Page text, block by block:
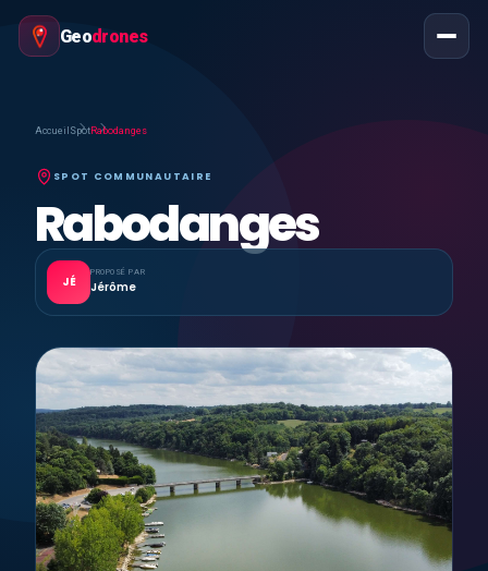
Geodrones
Accueil SpotRabodanges
SPOT COMMUNAUTAIRE
Rabodanges
JÉ
PROPOSÉ PAR
Jérôme